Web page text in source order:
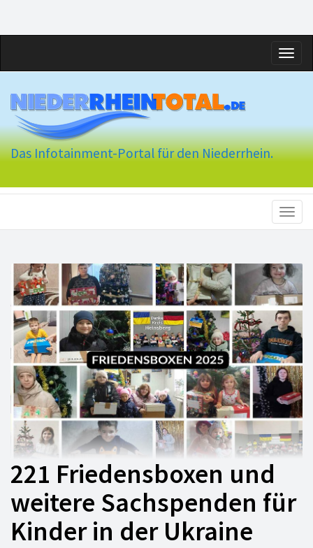
Das Infotainment-Portal für den Niederrhein.
221 Friedensboxen und
weitere Sachspenden für
Kinder in der Ukraine